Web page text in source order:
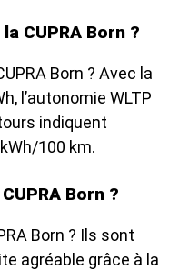
CUPRA Born ?
Born ? Avec la
l’autonomie WLTP
indiquent
100 km.
Born ?
Born ? Ils sont
agréable grâce à la